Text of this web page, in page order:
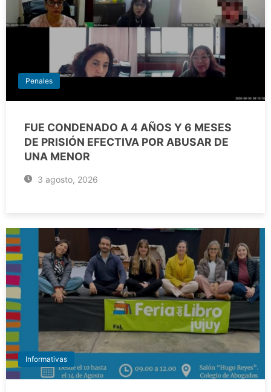
Penales
FUE CONDENADO A 4 AÑOS Y 6 MESES
DE PRISIÓN EFECTIVA POR ABUSAR DE
UNA MENOR
3 agosto, 2026
Informativas